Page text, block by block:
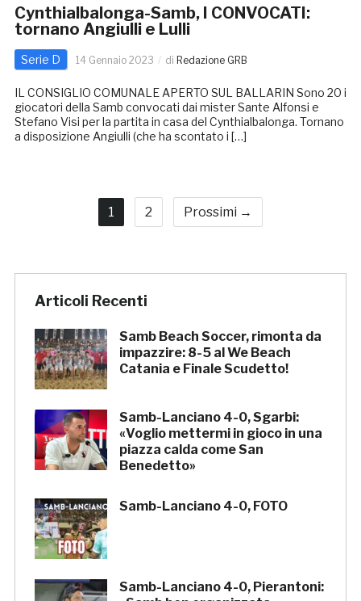
Cynthialbalonga-Samb, I CONVOCATI:
tornano Angiulli e Lulli
Serie D 14 Gennaio 2023 di Redazione GRB
IL CONSIGLIO COMUNALE APERTO SUL BALLARIN Sono 20 i
giocatori della Samb convocati dai mister Sante Alfonsi e
Stefano Visi per la partita in casa del Cynthialbalonga. Tornano
a disposizione Angiulli (che ha scontato i […]
1 2 Prossimi →
Articoli Recenti
Samb Beach Soccer, rimonta da
impazzire: 8-5 al We Beach
Catania e Finale Scudetto!
Samb-Lanciano 4-0, Sgarbi:
«Voglio mettermi in gioco in una
piazza calda come San
Benedetto»
Samb-Lanciano 4-0, FOTO
Samb-Lanciano 4-0, Pierantoni: